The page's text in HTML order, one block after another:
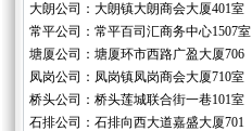
大朗公司：大朗镇大朗商会大厦401室
常平公司：常平百司汇商务中心1507室
塘厦公司：塘厦环市西路广盈大厦706
凤岗公司：凤岗镇凤岗商会大厦710室
桥头公司：桥头莲城联合街一巷101室
石排公司：石排向西大道嘉盛大厦701